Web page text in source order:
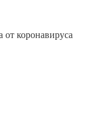
коронавируса